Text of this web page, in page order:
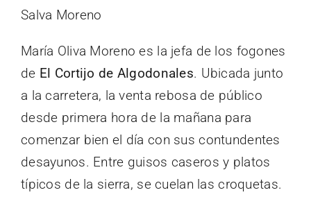
Salva Moreno
María Oliva Moreno es la jefa de los fogones
de El Cortijo de Algodonales. Ubicada junto
a la carretera, la venta rebosa de público
desde primera hora de la mañana para
comenzar bien el día con sus contundentes
desayunos. Entre guisos caseros y platos
típicos de la sierra, se cuelan las croquetas.